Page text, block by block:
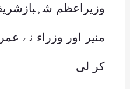
وزیراعظم
منیر اور وزراء نے
کر لی